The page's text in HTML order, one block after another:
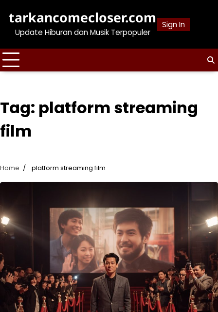
content
tarkancomecloser.com
Update Hiburan dan Musik Terpopuler
Sign In
Tag: platform streaming
film
Home platform streaming film